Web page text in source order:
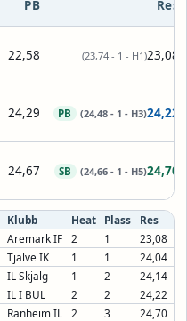
PB Res
22,58 23,08
(23,74 - 1 - H1)
24,29 24,22
(24,48 - 1 - H3)
PB
24,67 24,70
(24,66 - 1 - H5)
SB
Klubb Heat Plass
Res
Aremark IF 2 1
23,08
Tjalve IK 1 1
24,04
IL Skjalg 1 2
24,14
IL I BUL 2 2
24,22
Ranheim IL 2 3
24,70